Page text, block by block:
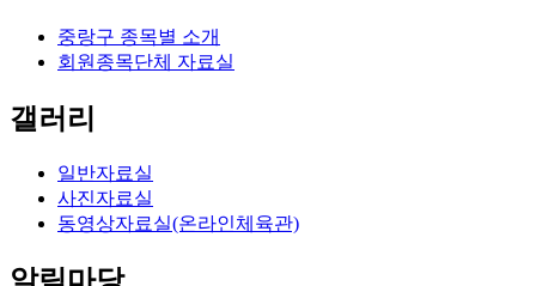
중랑구 종목별 소개
회원종목단체 자료실
갤러리
일반자료실
사진자료실
동영상자료실(온라인체육관)